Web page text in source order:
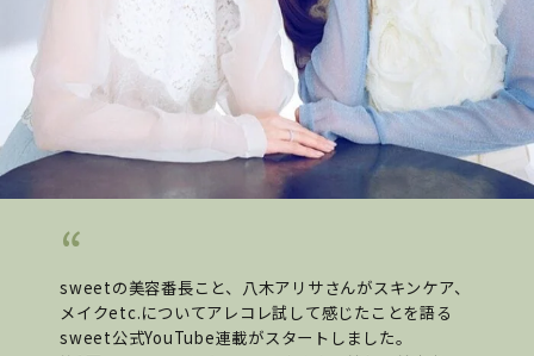
sweetの美容番長こと、八木アリサさんがスキンケア、
メイクetc.についてアレコレ試して感じたことを語る
sweet公式YouTube連載がスタートしました。